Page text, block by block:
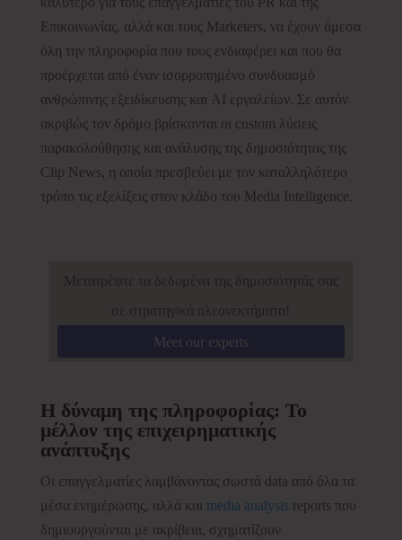
Επικοινωνίας, αλλά και τους Marketers, να έχουν άμεσα
όλη την πληροφορία που τους ενδιαφέρει και που θα
προέρχεται από έναν ισορροπημένο συνδυασμό
ανθρώπινης εξειδίκευσης και AI εργαλείων. Σε αυτόν
ακριβώς τον δρόμο βρίσκονται οι custom λύσεις
παρακολούθησης και ανάλυσης της δημοσιότητας της
Clip News, η οποία πρεσβεύει με τον καταλληλότερο
τρόπο τις εξελίξεις στον κλάδο του Media Intelligence.
Meet our experts
Η δύναμη της πληροφορίας: Το
μέλλον της επιχειρηματικής
ανάπτυξης
Οι επαγγελματίες λαμβάνοντας σωστά data από όλα τα
μέσα ενημέρωσης, αλλά και media analysisreports που
δημιουργούνται με ακρίβεια, σχηματίζουν